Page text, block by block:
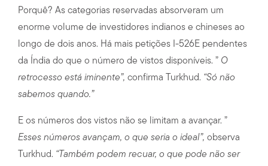
Porquê? As categorias reservadas absorveram um
enorme volume de investidores indianos e chineses ao
longo de dois anos. Há mais petições I-526E pendentes
da Índia do que o número de vistos disponíveis. ” O
retrocesso está iminente”, confirma Turkhud. “Só não
sabemos quando.”
E os números dos vistos não se limitam a avançar. ”
Esses números avançam, o que seria o ideal”, observa
Turkhud. “Também podem recuar, o que pode não ser